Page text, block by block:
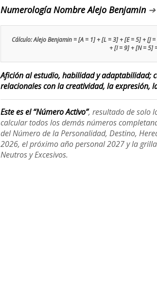
Numerología Nombre Alejo Benjamin➔
Cálculo: Alejo Benjamin = [A = 1] + [L = 3] + [E = 5] + [J
+ [I = 9] + [N = 5]
Afición al estudio, habilidad y adaptabilidad;
relacionales con la creatividad, la expresión,
Este es el “Número Activo”, resultado de solo
calcular todos los demás números
del Número de la Personalidad, Destino,
2026, el próximo año personal 2027 y la
Neutros y Excesivos.